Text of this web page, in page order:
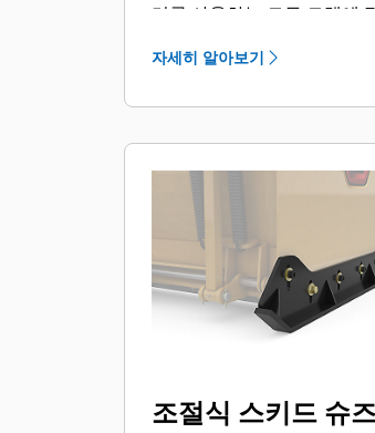
러를 사용하는 모든 모델에
에는 무 트립 고무 커팅 엣지
자세히 알아보기
조절식 스키드 슈